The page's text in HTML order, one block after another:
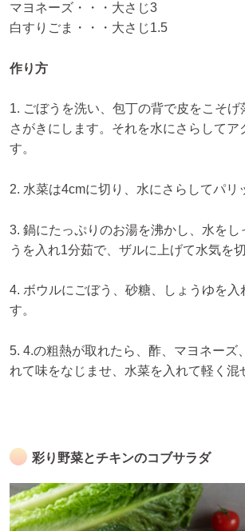
マヨネーズ・・・大さじ3
白すりごま・・・大さじ1.5
作り方
1. ごぼうを洗い、包丁の背で皮をこそげ
さがきにします。それを水にさらしてア
す。
2. 水菜は4cmに切り、水にさらしてパリ
3. 鍋にたっぷりのお湯を沸かし、水をし
うを入れ1分茹で、ザルに上げて水気を切
4. ボウルにごぼう、砂糖、しょうゆを入
す。
5. 4.の粗熱が取れたら、酢、マヨネーズ
れて味をなじませ、水菜を入れて軽く混
彩り野菜とチキンのコブサラダ